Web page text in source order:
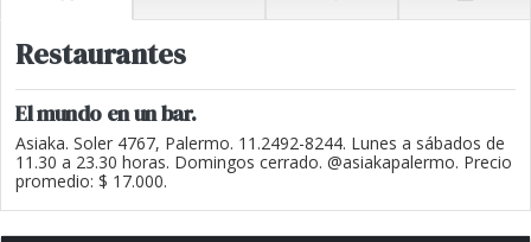
Restaurantes
El mundo en un bar.
Asiaka. Soler 4767, Palermo. 11.2492-8244. Lunes a sábados de
11.30 a 23.30 horas. Domingos cerrado. @asiakapalermo. Precio
promedio: $ 17.000.